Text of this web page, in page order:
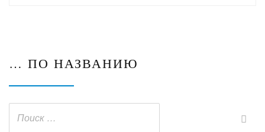
… ПО НАЗВАНИЮ